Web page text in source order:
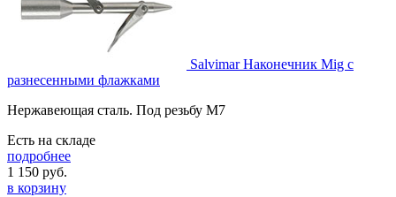
Salvimar Наконечник Mig с
разнесенными флажками
Нержавеющая сталь. Под резьбу М7
Есть на складе
подробнее
1 150 руб.
в корзину